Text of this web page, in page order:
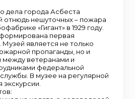
дела города Асбеста
отнюдь нешуточных – пожара
«Гигант» в 1929 году.
первая
является не только
пропаганды, но и
ветеранами и
федеральной
В музее на регулярной